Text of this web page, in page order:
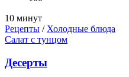
10 минут
Рецепты / Холодные блюда
Салат с тунцом
Десерты